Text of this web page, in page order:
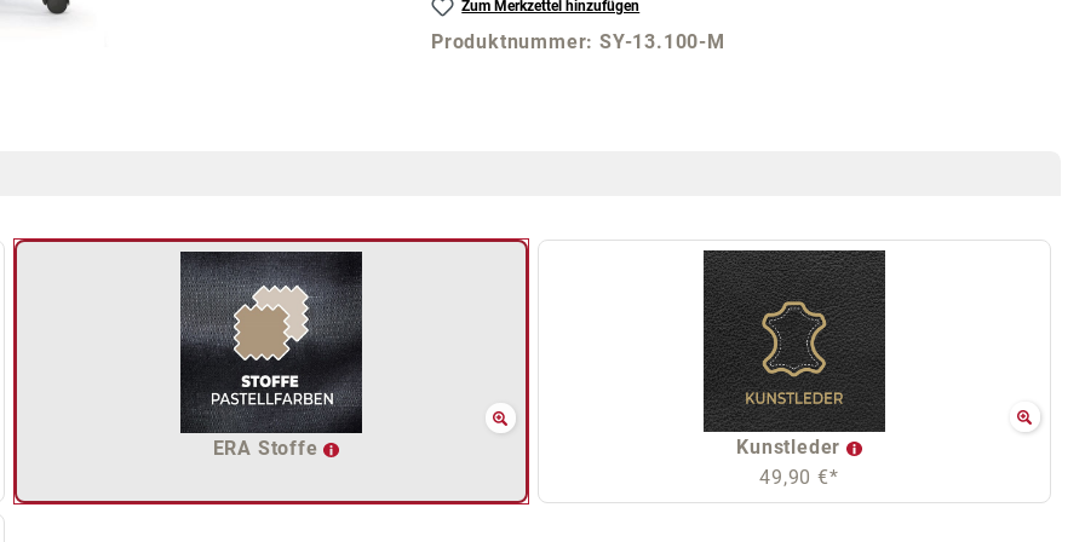
Zum Merkzettel hinzufügen
Produktnummer:SY-13.100-M
ERA Stoffe
Kunstleder
49,90 €*